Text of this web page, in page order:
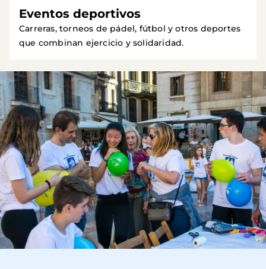
Eventos deportivos
Carreras, torneos de pádel, fútbol y otros deportes
que combinan ejercicio y solidaridad.
Imagen